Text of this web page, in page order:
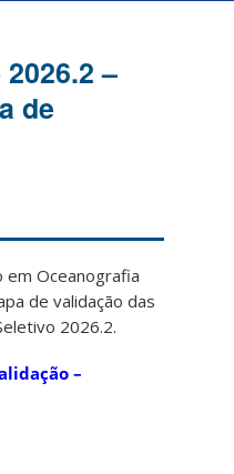
–
de
em Oceanografia
de validação das
2026.2.
–